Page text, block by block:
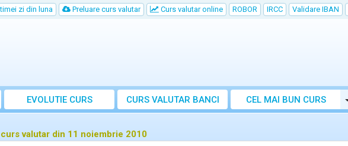
zi din luna Preluare curs valutar Curs valutar online ROBOR IRCC Validare IBAN
EVOLUTIE CURS CURS VALUTAR BANCI CEL MAI BUN CURS
valutar din 11 noiembrie 2010